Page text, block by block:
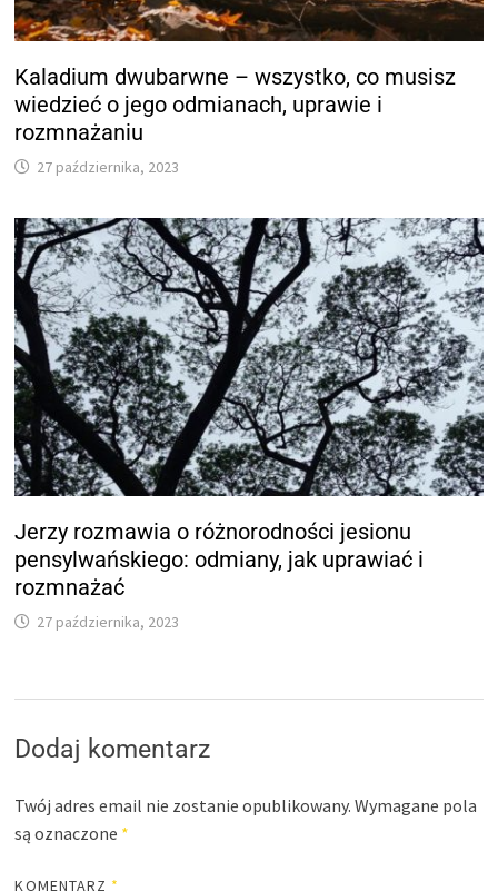
Kaladium dwubarwne – wszystko, co musisz
wiedzieć o jego odmianach, uprawie i
rozmnażaniu
27 października, 2023
Jerzy rozmawia o różnorodności jesionu
pensylwańskiego: odmiany, jak uprawiać i
rozmnażać
27 października, 2023
Dodaj komentarz
Twój adres email nie zostanie opublikowany. Wymagane pola
są oznaczone *
KOMENTARZ *